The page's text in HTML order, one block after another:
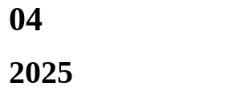
04
2025